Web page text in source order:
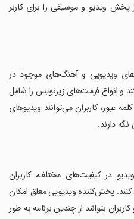
ویدیو و موسیقی را برای کاربر
ویدیویی و آهنگ‌های موجود در
و انواع فرمت‌های زیرنویس را شامل
عبور، کاربران می‌توانند ویدیوهای
دارند.
در کیفیت‌های مختلف، کاربران
کنند. پخش‌کننده ویدیویی معلق امکان
بتوانند از چندین برنامه به طور